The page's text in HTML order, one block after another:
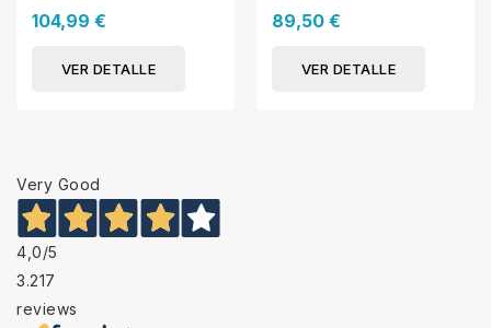
- 5 disp. - 1 Año
104,99 €
VER DETALLE
89,50 €
VER DETALLE
Very Good
4,0/5
3.217
reviews